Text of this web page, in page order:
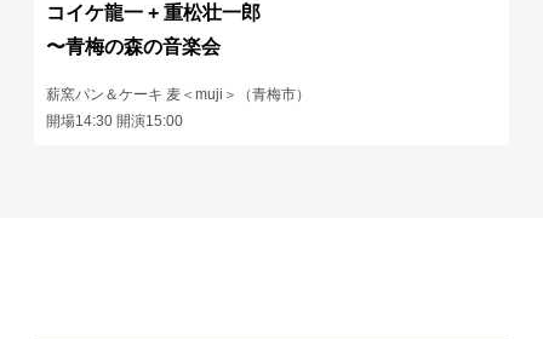
コイケ龍一 + 重松壮一郎
〜青梅の森の音楽会
薪窯パン＆ケーキ 麦＜muji＞（青梅市）
開場14:30 開演15:00